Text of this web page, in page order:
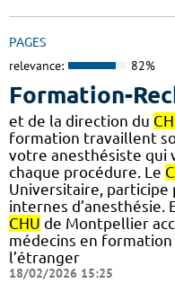
PAGES
relevance: 82%
Formation-
et de la direction du
formation travaillent
votre anesthésiste qui
chaque procédure. Le
Universitaire,
internes d’anesthésie.
CHU de Montpellier
médecins en
l’étranger
18/02/2026 15:25